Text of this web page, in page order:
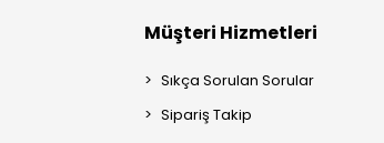
Müşteri Hizmetleri
Sıkça Sorulan Sorular
Sipariş Takip